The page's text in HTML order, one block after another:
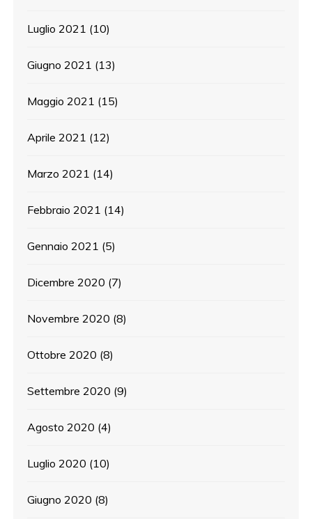
Luglio 2021 (10)
Giugno 2021 (13)
Maggio 2021 (15)
Aprile 2021 (12)
Marzo 2021 (14)
Febbraio 2021 (14)
Gennaio 2021 (5)
Dicembre 2020 (7)
Novembre 2020 (8)
Ottobre 2020 (8)
Settembre 2020 (9)
Agosto 2020 (4)
Luglio 2020 (10)
Giugno 2020 (8)